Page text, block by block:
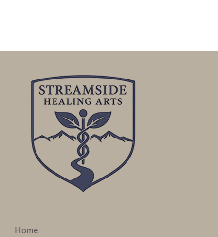
Home